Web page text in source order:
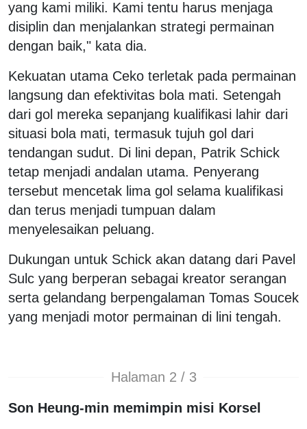
yang kami miliki. Kami tentu harus menjaga
disiplin dan menjalankan strategi permainan
dengan baik," kata dia.
Kekuatan utama Ceko terletak pada permainan
langsung dan efektivitas bola mati. Setengah
dari gol mereka sepanjang kualifikasi lahir dari
situasi bola mati, termasuk tujuh gol dari
tendangan sudut. Di lini depan, Patrik Schick
tetap menjadi andalan utama. Penyerang
tersebut mencetak lima gol selama kualifikasi
dan terus menjadi tumpuan dalam
menyelesaikan peluang.
Dukungan untuk Schick akan datang dari Pavel
Sulc yang berperan sebagai kreator serangan
serta gelandang berpengalaman Tomas Soucek
yang menjadi motor permainan di lini tengah.
Halaman 2 / 3
Son Heung-min memimpin misi Korsel